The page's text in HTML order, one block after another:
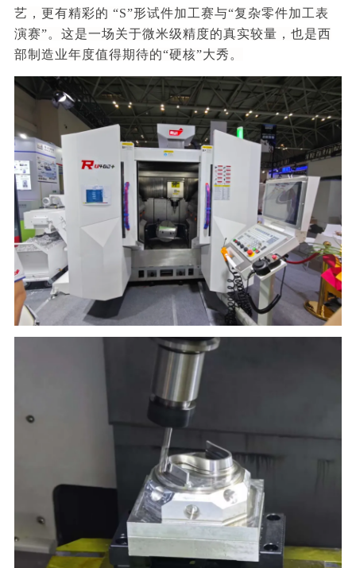
艺，更有精彩的 “S”形试件加工赛与“复杂零件加工表
演赛”。这是一场关于微米级精度的真实较量，也是西
部制造业年度值得期待的“硬核”大秀。